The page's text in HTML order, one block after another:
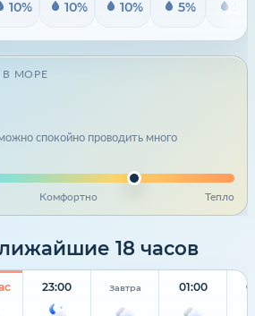
10% 10% 10% 5%
В МОРЕ
спокойно проводить много
Комфортно Тепло
18 часов
23:00 Завтра 01:00